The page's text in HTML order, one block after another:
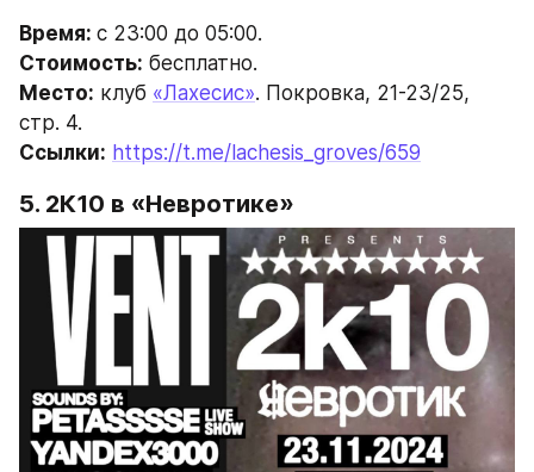
Время: с 23:00 до 05:00.
Стоимость: бесплатно.
Место: клуб «Лахесис». Покровка, 21-23/25,
стр. 4.
Ссылки: https://t.me/lachesis_groves/659
5. 2К10 в «Невротике»